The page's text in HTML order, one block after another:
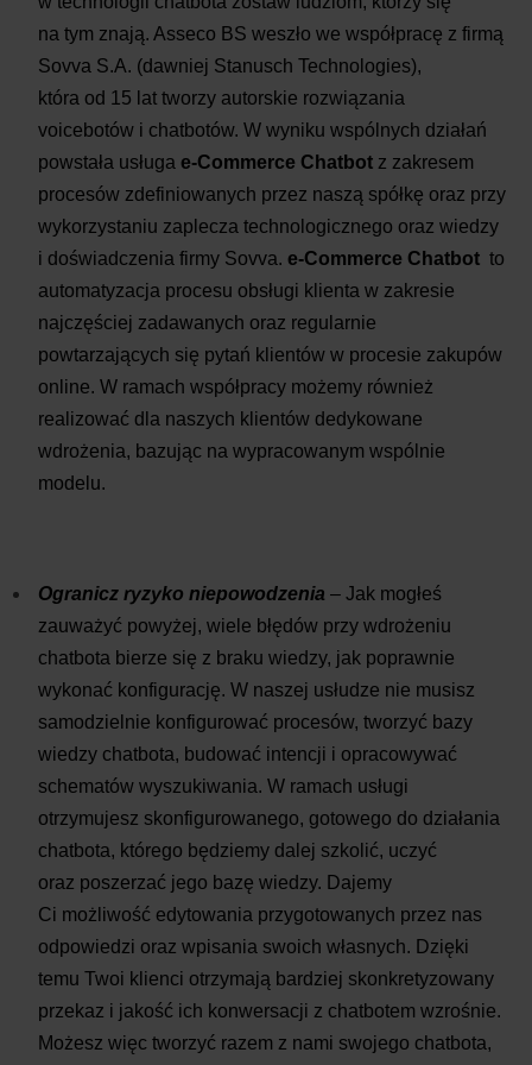
na tym znają. Asseco BS weszło we współpracę z firmą
Sovva S.A. (dawniej Stanusch Technologies),
która od 15 lat tworzy autorskie rozwiązania
voicebotów i chatbotów. W wyniku wspólnych działań
powstała usługa e-Commerce Chatbot z zakresem
procesów zdefiniowanych przez naszą spółkę oraz przy
wykorzystaniu zaplecza technologicznego oraz wiedzy
i doświadczenia firmy Sovva. e-Commerce Chatbot to
automatyzacja procesu obsługi klienta w zakresie
najczęściej zadawanych oraz regularnie
powtarzających się pytań klientów w procesie zakupów
online. W ramach współpracy możemy również
realizować dla naszych klientów dedykowane
wdrożenia, bazując na wypracowanym wspólnie
modelu.
Ogranicz ryzyko niepowodzenia – Jak mogłeś
zauważyć powyżej, wiele błędów przy wdrożeniu
chatbota bierze się z braku wiedzy, jak poprawnie
wykonać konfigurację. W naszej usłudze nie musisz
samodzielnie konfigurować procesów, tworzyć bazy
wiedzy chatbota, budować intencji i opracowywać
schematów wyszukiwania. W ramach usługi
otrzymujesz skonfigurowanego, gotowego do działania
chatbota, którego będziemy dalej szkolić, uczyć
oraz poszerzać jego bazę wiedzy. Dajemy
Ci możliwość edytowania przygotowanych przez nas
odpowiedzi oraz wpisania swoich własnych. Dzięki
temu Twoi klienci otrzymają bardziej skonkretyzowany
przekaz i jakość ich konwersacji z chatbotem wzrośnie.
Możesz więc tworzyć razem z nami swojego chatbota,